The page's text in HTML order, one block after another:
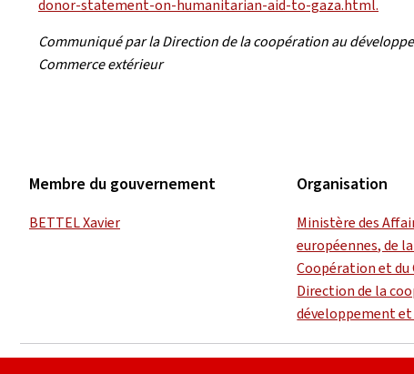
donor-statement-on-humanitarian-aid-to-gaza.html.
Communiqué par la Direction de la coopération au
Commerce extérieur
Membre du gouvernement
BETTEL Xavier
Organisation
Ministère des
européennes, de
Coopération et
Direction de la
développement